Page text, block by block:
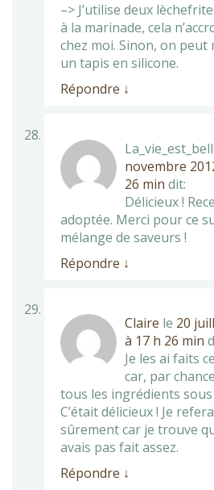
–> J’utilise deux
à la marinade, cela
chez moi. Sinon, on peut
un tapis en silicone.
Répondre ↓
novembre
26 min dit:
Délicieux !
adoptée. Merci pour ce
mélange de saveurs !
Répondre ↓
Claire le 20
à 17 h 26 min
Je les ai faits
car, par
tous les ingrédients sous
C’était délicieux ! Je
sûrement car je trouve
avais pas fait assez.
Répondre ↓